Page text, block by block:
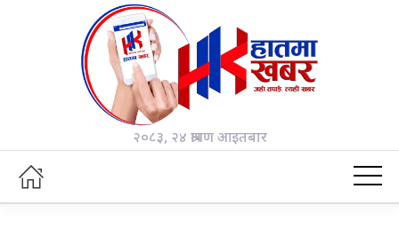
२०८३, २४ श्रावण आइतबार